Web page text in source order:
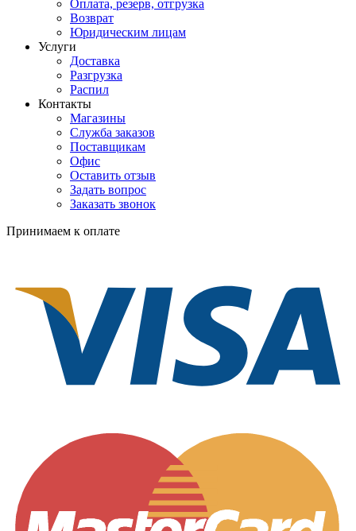
Оплата, резерв, отгрузка
Возврат
Юридическим лицам
Услуги
Доставка
Разгрузка
Распил
Контакты
Магазины
Служба заказов
Поставщикам
Офис
Оставить отзыв
Задать вопрос
Заказать звонок
Принимаем к оплате